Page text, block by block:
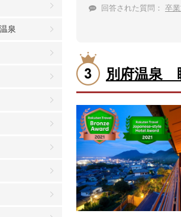
泉
回答された質問： 卒
別府温泉